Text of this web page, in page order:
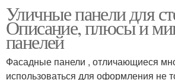
Уличные панели для
Описание, плюсы и
панелей
Фасадные панели , отличающиеся
использоваться для оформления не